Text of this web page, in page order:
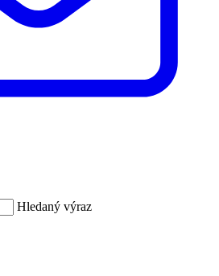
Hledaný výraz